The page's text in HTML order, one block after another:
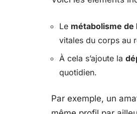
Le métabolisme de
vitales du corps au
À cela s’ajoute la
quotidien.
Par exemple, un